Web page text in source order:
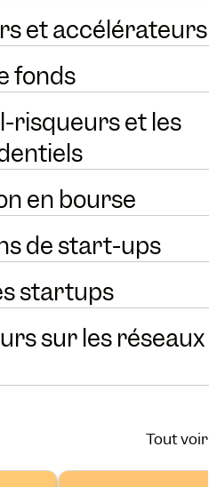
et accélérateurs
fonds
risqueurs et les
en bourse
de start-ups
startups
sur les réseaux
Tout voir